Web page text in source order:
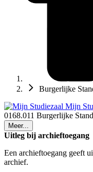
Burgerlijke
Mijn
0168.011 Burgerlijke
Meer...
Uitleg bij archieftoegang
Een archieftoegang geeft
archief.